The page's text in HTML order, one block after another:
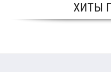
ХИТЫ